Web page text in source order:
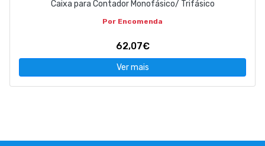
Caixa para Contador Monofásico/ Trifásico
Por Encomenda
62,07€
Ver mais